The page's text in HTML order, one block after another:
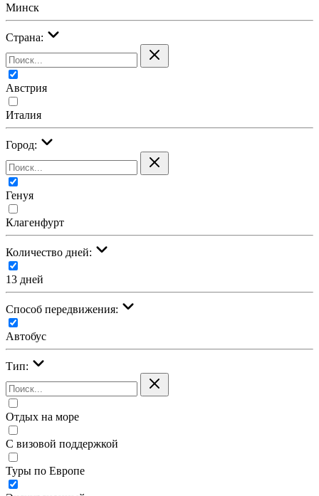
Минск
Страна:
Австрия
Италия
Город:
Генуя
Клагенфурт
Количество дней:
13 дней
Cпособ передвижения:
Автобус
Тип:
Отдых на море
С визовой поддержкой
Туры по Европе